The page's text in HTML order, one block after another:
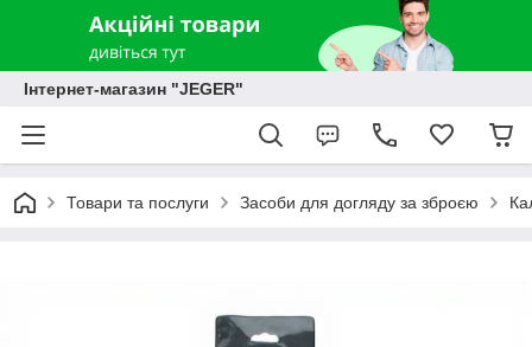
Інтернет-магазин "JEGER"
Товари та послуги Засоби для догляду за зброєю